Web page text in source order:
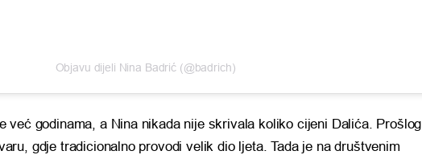
Objavu dijeli Nina Badrić (@badrich)
već godinama, a Nina nikada nije skrivala koliko cijeni Dalića. Prošlog
gdje tradicionalno provodi velik dio ljeta. Tada je na društvenim